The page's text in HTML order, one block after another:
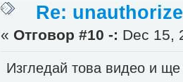
Re:
« Отговор #10 -: Dec 15,
Изгледай това видео и